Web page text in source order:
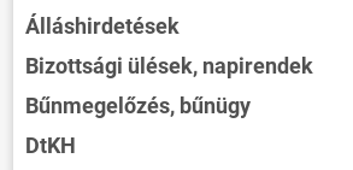
Álláshirdetések
Bizottsági ülések, napirendek
Bűnmegelőzés, bűnügy
DtKH